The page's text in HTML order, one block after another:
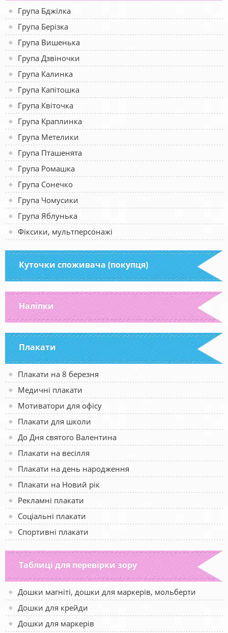
Група Бджілка
Група Берізка
Група Вишенька
Група Дзвіночки
Група Калинка
Група Капітошка
Група Квіточка
Група Краплинка
Група Метелики
Група Пташенята
Група Ромашка
Група Сонечко
Група Чомусики
Група Яблунька
Фіксики, мультперсонажі
Куточки споживача (покупця)
Наліпки
Плакати
Плакати на 8 березня
Медичні плакати
Мотиватори для офісу
Плакати для школи
До Дня святого Валентина
Плакати на весілля
Плакати на день народження
Плакати на Новий рік
Рекламні плакати
Соціальні плакати
Спортивні плакати
Таблиці для перевірки зору
Дошки магніті, дошки для маркерів, мольберти
Дошки для крейди
Дошки для маркерів